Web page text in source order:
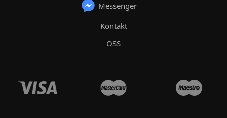
Messenger
Kontakt
OSS